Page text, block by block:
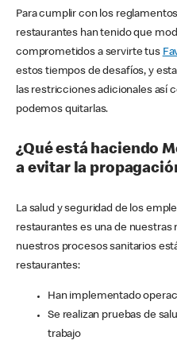
Para cumplir con los
restaurantes han tenido que
comprometidos a servirte tus
estos tiempos de desafíos, y
las restricciones adicionales así
podemos quitarlas.
¿Qué está haciendo
a evitar la
La salud y seguridad de los
restaurantes es una de nuestras
nuestros procesos sanitarios
restaurantes:
Han implementado
Se realizan pruebas de
trabajo